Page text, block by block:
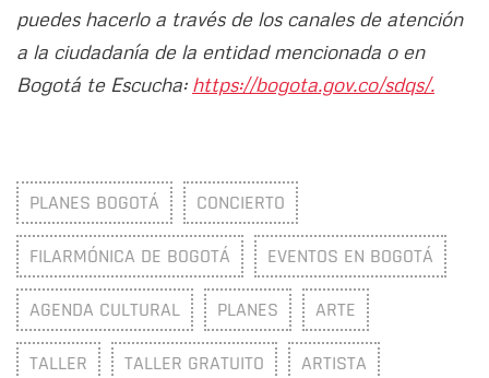
puedes hacerlo a través de los canales de atención
a la ciudadanía de la entidad mencionada o en
Bogotá te Escucha: https://bogota.gov.co/sdqs/.
PLANES BOGOTÁ CONCIERTO
FILARMÓNICA DE BOGOTÁ EVENTOS EN BOGOTÁ
AGENDA CULTURAL PLANES ARTE
TALLER TALLER GRATUITO ARTISTA